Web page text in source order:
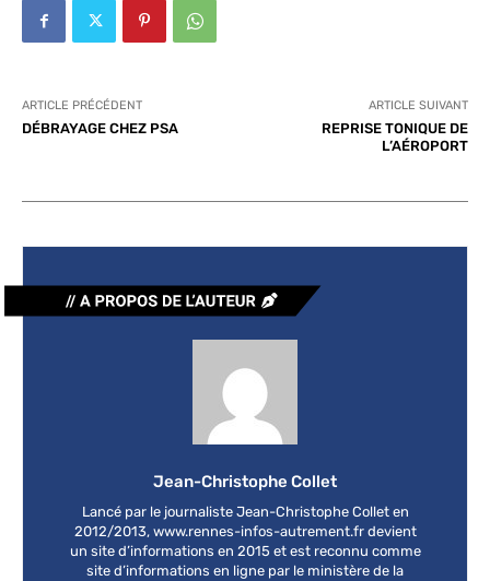
ARTICLE PRÉCÉDENT
DÉBRAYAGE CHEZ PSA
ARTICLE SUIVANT
REPRISE TONIQUE DE
L’AÉROPORT
Jean-Christophe Collet
Lancé par le journaliste Jean-Christophe Collet en
2012/2013, www.rennes-infos-autrement.fr devient
un site d’informations en 2015 et est reconnu comme
site d’informations en ligne par le ministère de la